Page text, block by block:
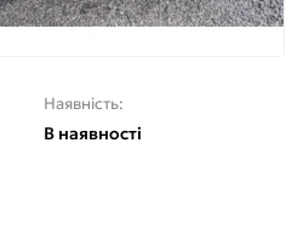
Наявність:
В наявності